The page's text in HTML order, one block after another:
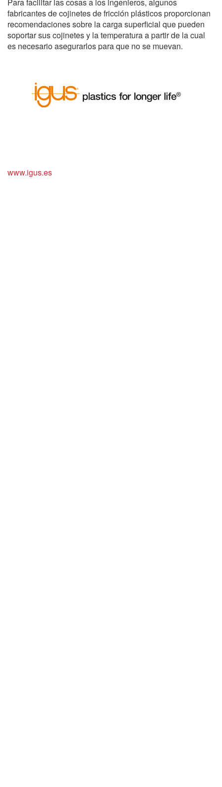
Para facilitar las cosas a los ingenieros, algunos
fabricantes de cojinetes de fricción plásticos proporcionan
recomendaciones sobre la carga superficial que pueden
soportar sus cojinetes y la temperatura a partir de la cual
es necesario asegurarlos para que no se muevan.
www.igus.es